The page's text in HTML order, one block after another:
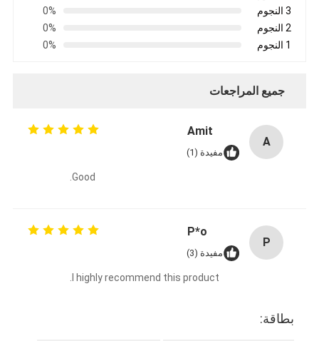
3 النجوم
0%
2 النجوم
0%
1 النجوم
0%
جميع المراجعات
A
Amit
مفيدة (1)
Good.
P
P*o
مفيدة (3)
I highly recommend this product.
بطاقة: